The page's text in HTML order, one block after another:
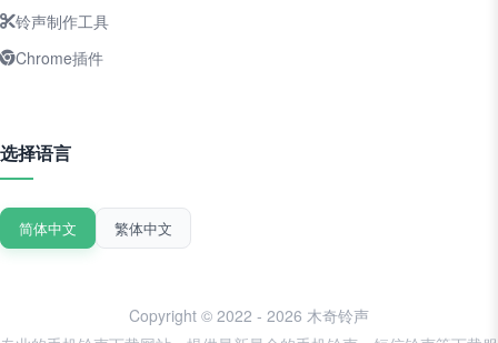
铃声制作工具
Chrome插件
选择语言
简体中文 繁体中文
Copyright © 2022 - 2026 木奇铃声